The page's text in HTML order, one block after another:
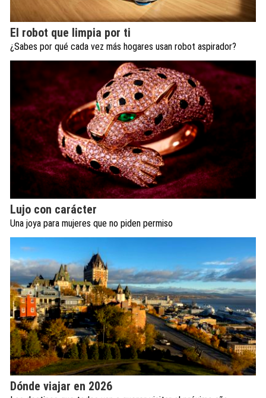
El robot que limpia por ti
¿Sabes por qué cada vez más hogares usan robot aspirador?
Lujo con carácter
Una joya para mujeres que no piden permiso
Dónde viajar en 2026